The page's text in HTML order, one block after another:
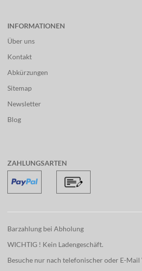
INFORMATIONEN
Über uns
Kontakt
Abkürzungen
Sitemap
Newsletter
Blog
ZAHLUNGSARTEN
Barzahlung bei Abholung
WICHTIG ! Kein Ladengeschäft.
Besuche nur nach telefonischer oder E-Mail